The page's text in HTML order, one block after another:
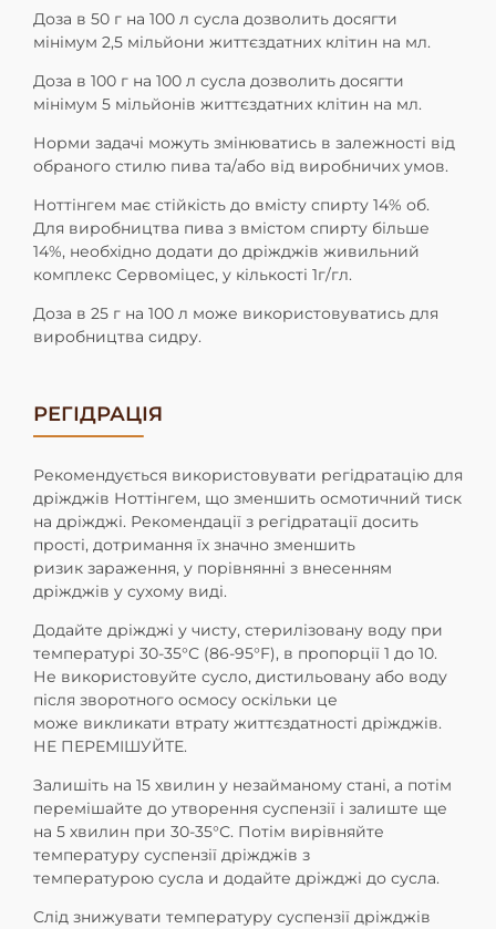
Доза в 50 г на 100 л сусла дозволить досягти
мінімум 2,5 мільйони життєздатних клітин на мл.
Доза в 100 г на 100 л сусла дозволить досягти
мінімум 5 мільйонів життєздатних клітин на мл.
Норми задачі можуть змінюватись в залежності від
обраного стилю пива та/або від виробничих умов.
Ноттінгем має стійкість до вмісту спирту 14% об.
Для виробництва пива з вмістом спирту більше
14%, необхідно додати до дріжджів живильний
комплекс Сервоміцес, у кількості 1г/гл.
Доза в 25 г на 100 л може використовуватись для
виробництва сидру.
РЕГІДРАЦІЯ
Рекомендується використовувати регідратацію для
дріжджів Ноттінгем, що зменшить осмотичний тиск
на дріжджі. Рекомендації з регідратації досить
прості, дотримання їх значно зменшить
ризик зараження, у порівнянні з внесенням
дріжджів у сухому виді.
Додайте дріжджі у чисту, стерилізовану воду при
температурі 30-35°С (86-95°F), в пропорції 1 до 10.
Не використовуйте сусло, дистильовану або воду
після зворотного осмосу оскільки це
може викликати втрату життєздатності дріжджів.
НЕ ПЕРЕМІШУЙТЕ.
Залишіть на 15 хвилин у незайманому стані, а потім
перемішайте до утворення суспензії і залиште ще
на 5 хвилин при 30-35°С. Потім вирівняйте
температуру суспензії дріжджів з
температурою сусла и додайте дріжджі до сусла.
Слід знижувати температуру суспензії дріжджів